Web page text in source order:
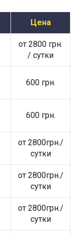
Цена
от 2800 грн.
/ сутки
600 грн.
600 грн.
от 2800грн./
сутки
от 2800грн./
сутки
от 2800грн./
сутки